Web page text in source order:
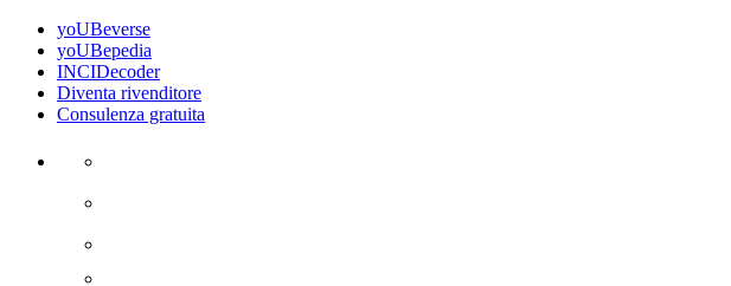
yoUBeverse
yoUBepedia
INCIDecoder
Diventa rivenditore
Consulenza gratuita